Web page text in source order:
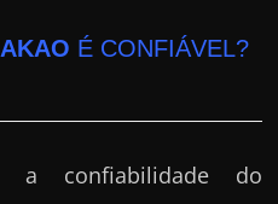
É CONFIÁVEL?
a confiabilidade do